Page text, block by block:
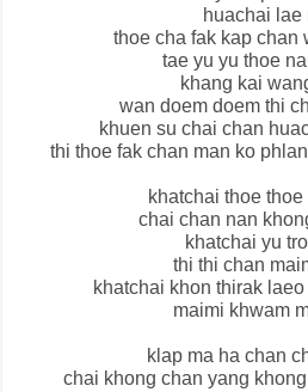
huachai lae
thoe cha fak kap chan
tae yu yu thoe
khang kai
wan doem doem thi
khuen su chai chan
thi thoe fak chan man ko
khatchai thoe
chai chan nan
khatchai yu
thi thi chan
khatchai khon thirak
maimi khwam
klap ma ha chan
chai khong chan yang